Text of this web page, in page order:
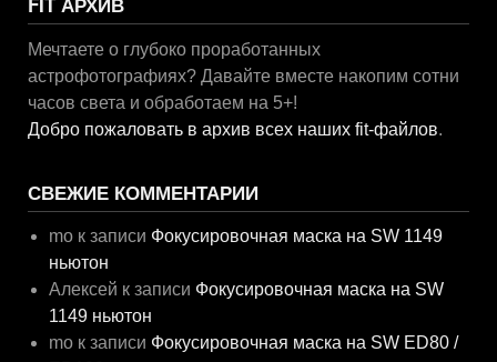
Мечтаете о глубоко проработанных
астрофотографиях? Давайте вместе накопим сотни
часов света и обработаем на 5+!
Добро пожаловать в архив всех наших fit-файлов.
СВЕЖИЕ КОММЕНТАРИИ
mo к записи Фокусировочная маска на SW 1149
ньютон
Алексей к записи Фокусировочная маска на SW
1149 ньютон
mo к записи Фокусировочная маска на SW ED80 /